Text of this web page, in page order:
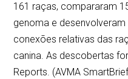
161 raças, compararam
genoma e
conexões relativas das
canina. As descobertas
Reports. (AVMA